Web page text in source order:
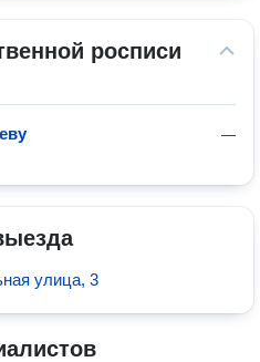
росписи
—
улица, 3